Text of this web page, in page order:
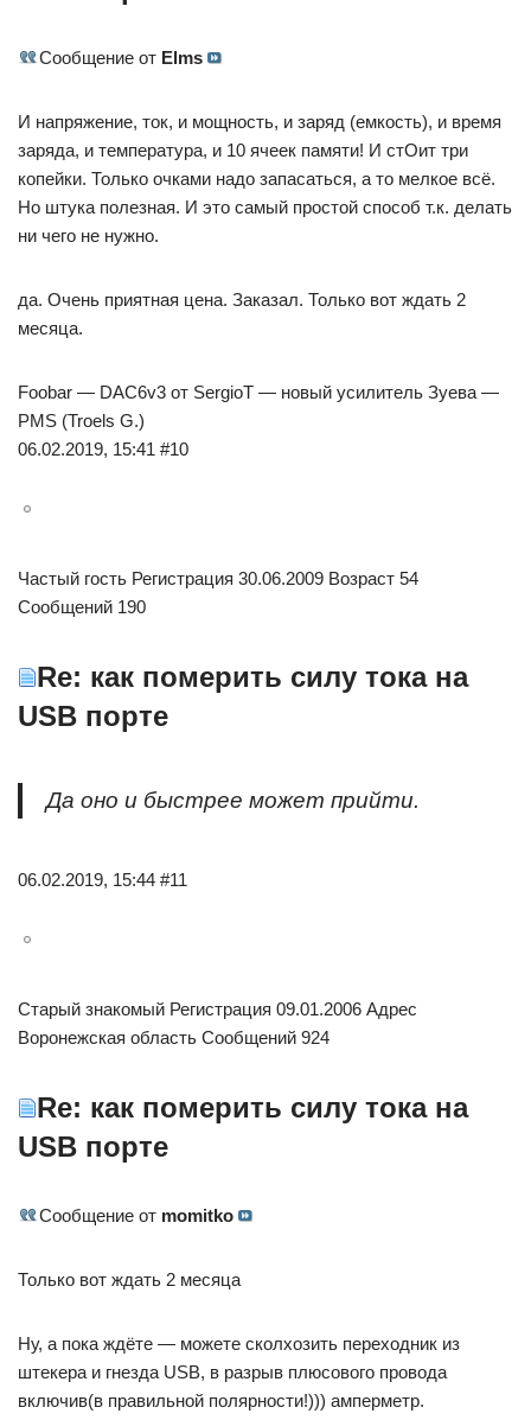
Сообщение от Elms
И напряжение, ток, и мощность, и заряд (емкость), и время
заряда, и температура, и 10 ячеек памяти! И стОит три
копейки. Только очками надо запасаться, а то мелкое всё.
Но штука полезная. И это самый простой способ т.к. делать
ни чего не нужно.
да. Очень приятная цена. Заказал. Только вот ждать 2
месяца.
Foobar — DAC6v3 от SergioT — новый усилитель Зуева —
PMS (Troels G.)
06.02.2019, 15:41 #10
Частый гость Регистрация 30.06.2009 Возраст 54
Сообщений 190
Re: как померить силу тока на
USB порте
Да оно и быстрее может прийти.
06.02.2019, 15:44 #11
Старый знакомый Регистрация 09.01.2006 Адрес
Воронежская область Сообщений 924
Re: как померить силу тока на
USB порте
Сообщение от momitko
Только вот ждать 2 месяца
Ну, а пока ждёте — можете сколхозить переходник из
штекера и гнезда USB, в разрыв плюсового провода
включив(в правильной полярности!))) амперметр.